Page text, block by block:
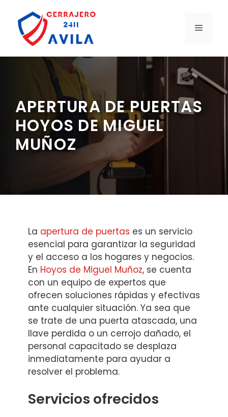
contenido
MENÚ
APERTURA DE PUERTAS
HOYOS DE MIGUEL
MUÑOZ
La apertura de puertas es un servicio
esencial para garantizar la seguridad
y el acceso a los hogares y negocios.
En Hoyos de Miguel Muñoz, se cuenta
con un equipo de expertos que
ofrecen soluciones rápidas y efectivas
ante cualquier situación. Ya sea que
se trate de una puerta atascada, una
llave perdida o un cerrojo dañado, el
personal capacitado se desplaza
inmediatamente para ayudar a
resolver el problema.
Servicios ofrecidos